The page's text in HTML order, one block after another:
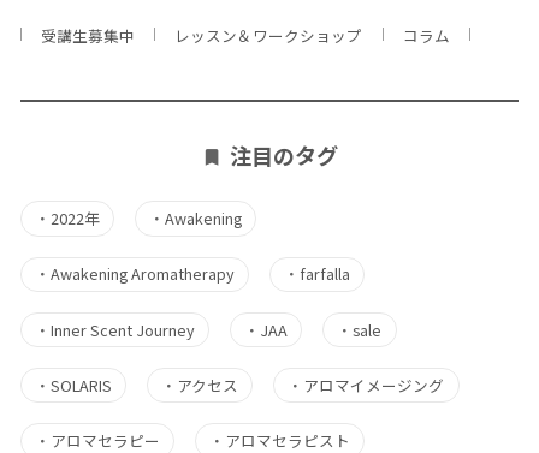
受講生募集中 レッスン＆ワークショップ コラム
注目のタグ
・ 2022年 ・Awakening
・ Awakening Aromatherapy ・ farfalla
・ Inner Scent Journey ・ JAA ・sale
・ SOLARIS ・ アクセス ・ アロマイメージング
・ アロマセラピー ・ アロマセラピスト